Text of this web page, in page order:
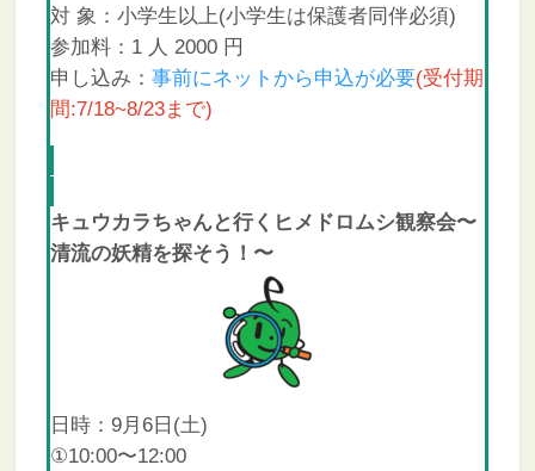
対 象：小学生以上(小学生は保護者同伴必須)
参加料：1 人 2000 円
申し込み： 事前にネットから申込が必要(受付期
間:7/18~8/23まで)
キュウカラちゃんと行くヒメドロムシ観察会〜
清流の妖精を探そう！〜
日時：9月6日(土)
①10:00〜12:00